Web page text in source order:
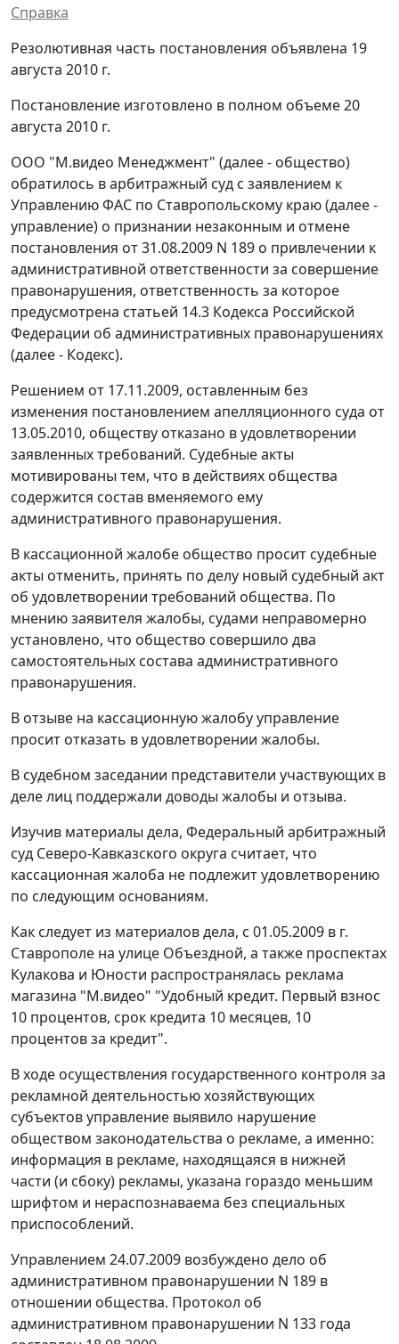
Справка
Резолютивная часть постановления объявлена 19
августа 2010 г.
Постановление изготовлено в полном объеме 20
августа 2010 г.
ООО "М.видео Менеджмент" (далее - общество)
обратилось в арбитражный суд с заявлением к
Управлению ФАС по Ставропольскому краю (далее -
управление) о признании незаконным и отмене
постановления от 31.08.2009 N 189 о привлечении к
административной ответственности за совершение
правонарушения, ответственность за которое
предусмотрена статьей 14.3 Кодекса Российской
Федерации об административных правонарушениях
(далее - Кодекс).
Решением от 17.11.2009, оставленным без
изменения постановлением апелляционного суда от
13.05.2010, обществу отказано в удовлетворении
заявленных требований. Судебные акты
мотивированы тем, что в действиях общества
содержится состав вменяемого ему
административного правонарушения.
В кассационной жалобе общество просит судебные
акты отменить, принять по делу новый судебный акт
об удовлетворении требований общества. По
мнению заявителя жалобы, судами неправомерно
установлено, что общество совершило два
самостоятельных состава административного
правонарушения.
В отзыве на кассационную жалобу управление
просит отказать в удовлетворении жалобы.
В судебном заседании представители участвующих в
деле лиц поддержали доводы жалобы и отзыва.
Изучив материалы дела, Федеральный арбитражный
суд Северо-Кавказского округа считает, что
кассационная жалоба не подлежит удовлетворению
по следующим основаниям.
Как следует из материалов дела, с 01.05.2009 в г.
Ставрополе на улице Объездной, а также проспектах
Кулакова и Юности распространялась реклама
магазина "М.видео" "Удобный кредит. Первый взнос
10 процентов, срок кредита 10 месяцев, 10
процентов за кредит".
В ходе осуществления государственного контроля за
рекламной деятельностью хозяйствующих
субъектов управление выявило нарушение
обществом законодательства о рекламе, а именно:
информация в рекламе, находящаяся в нижней
части (и сбоку) рекламы, указана гораздо меньшим
шрифтом и нераспознаваема без специальных
приспособлений.
Управлением 24.07.2009 возбуждено дело об
административном правонарушении N 189 в
отношении общества. Протокол об
административном правонарушении N 133 года